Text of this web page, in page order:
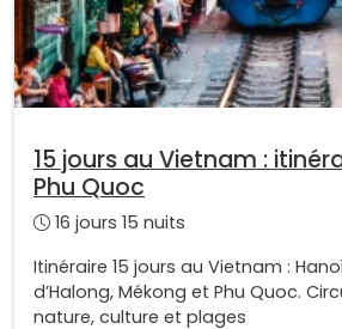
15 jours au Vietnam :
Phu Quoc
16 jours 15 nuits
Itinéraire 15 jours au Vietnam :
d’Halong, Mékong et Phu Quoc.
nature, culture et plages